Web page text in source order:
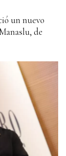
un nuevo
de